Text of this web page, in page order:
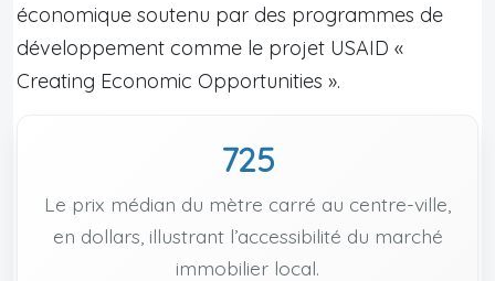
économique soutenu par des programmes de
développement comme le projet USAID «
Creating Economic Opportunities ».
725
Le prix médian du mètre carré au centre-ville,
en dollars, illustrant l’accessibilité du marché
immobilier local.